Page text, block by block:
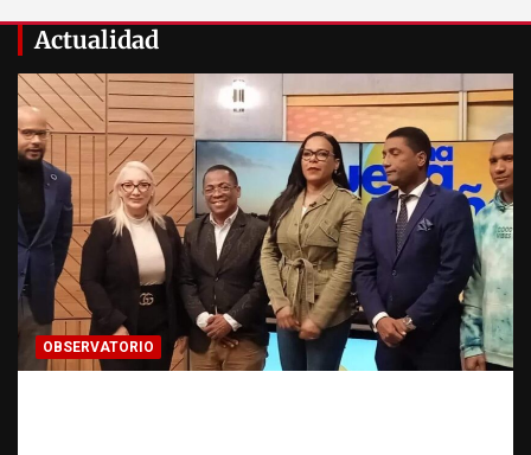
Actualidad
OBSERVATORIO